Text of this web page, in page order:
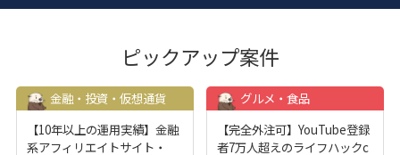
ピックアップ案件
金融・投資・仮想通貨
【10年以上の運用実績】金融
系アフィリエイトサイト・
グルメ・食品
【完全外注可】YouTube登録
者7万人超えのライフハックc